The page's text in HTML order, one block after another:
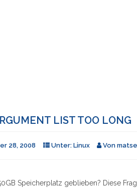
LIST TOO LONG
28, 2008 Unter: Linux Von matse
Speicherplatz geblieben? Diese